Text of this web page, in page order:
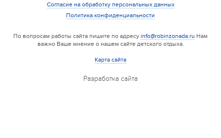
Согласие на обработку персональных данных
Политика конфиденциальности
По вопросам работы сайта пишите по адресу info@robinzonada.ru Нам
важно Ваше мнение о нашем сайте детского отдыха.
Карта сайта
Разработка сайта